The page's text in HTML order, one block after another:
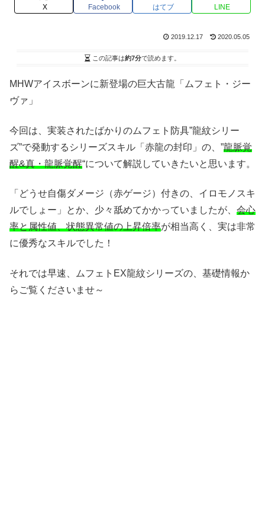
X Facebook はてブ LINE
2019.12.17 2020.05.05
この記事は約7分で読めます。
MHWアイスボーンに新登場の巨大古龍「ムフェト・ジー
ヴァ」
今回は、実装されたばかりのムフェト防具”龍紋シリー
ズ”で発動するシリーズスキル「赤龍の封印」の、”龍脈覚
醒&真・龍脈覚醒“について解説していきたいと思います。
「どうせ自傷ダメージ（赤ゲージ）付きの、イロモノスキ
ルでしょー」とか、少々舐めてかかっていましたが、 会心
率と属性値、状態異常値の上昇倍率が相当高く、実は非常
に優秀なスキルでした！
それでは早速、ムフェトEX龍紋シリーズの、基礎情報か
らご覧くださいませ～